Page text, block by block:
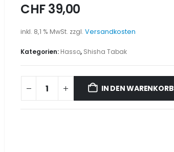
CHF39,00
inkl. 8,1 % MwSt. zzgl. Versandkosten
Kategorien: Hasso, Shisha Tabak
IN DEN WARENKORB